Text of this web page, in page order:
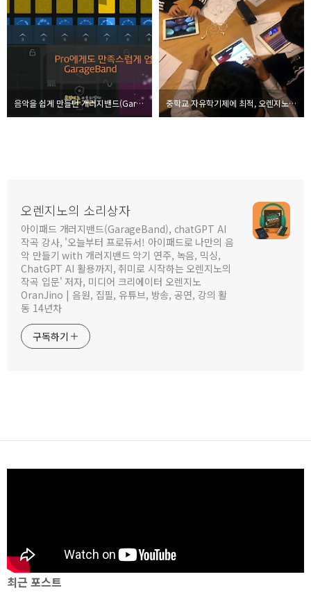
음악을 쉽게 만들던 개러지밴드(Garage Band)가 프로용으로 업그레이드 되다 중학교 자유학기제에 최적, 오렌지노의 아이패드로 스마트하게 음악하기 강의 스케치
오렌지노의 소리상자
아이패드 개러지밴드(GarageBand), chatGPT AI
작곡 강사, '오늘부터 프로듀서! 아이패드로 나만의 음
악 만들기 with 개러지밴드 악기 연주, 녹음, 믹싱,
ChatGPT AI 활용까지, 취미로 시작하는 오렌지노의
작곡 입문' 저자, 미디어 크리에이터 오렌지노
OranJino | 음원, 집필, 유튜브, 방송, 공연, 강의 활
동 14년차
구독하기
최근 포스트